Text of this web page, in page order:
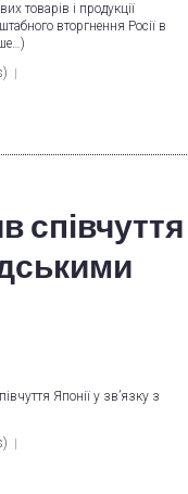
товарів і продукції
вторгнення Росії в
)
співчуття
Японії у зв’язку з
)